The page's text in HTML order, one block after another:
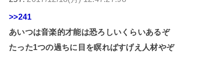
>>241
あいつは音楽的才能は恐ろしいくらいあるぞ
たった1つの過ちに目を瞑ればすげえ人材やぞ